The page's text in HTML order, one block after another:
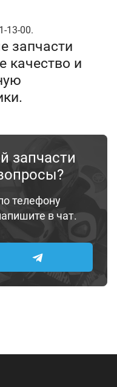
13-00.
запчасти
качество и
запчасти
телефону
в чат.